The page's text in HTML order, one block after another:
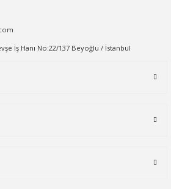
İş Hanı No:22/137 Beyoğlu / İstanbul